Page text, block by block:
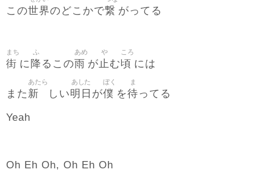
この世界のどこかで繋 がってる
街
まち
に 降
ふ
るこの雨
あめ
が止
や
む頃
ころ
には
また 新
あたら
しい明日
あした
が僕
ぼく
を待
ま
ってる
Yeah
Oh Eh Oh, Oh Eh Oh